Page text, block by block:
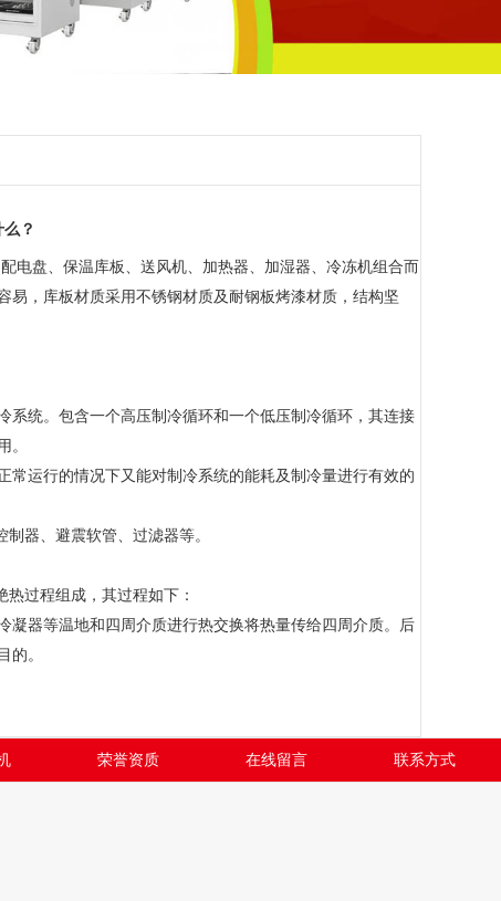
？
电盘、保温库板、送风机、加热器、加湿器、冷冻机组合而
易，库板材质采用不锈钢材质及耐钢板烤漆材质，结构坚
统。包含一个高压制冷循环和一个低压制冷循环，其连接
。
运行的情况下又能对制冷系统的能耗及制冷量进行有效的
器、避震软管、过滤器等。
过程组成，其过程如下：
器等温地和四周介质进行热交换将热量传给四周介质。后
的。
荣誉资质 在线留言 联系方式